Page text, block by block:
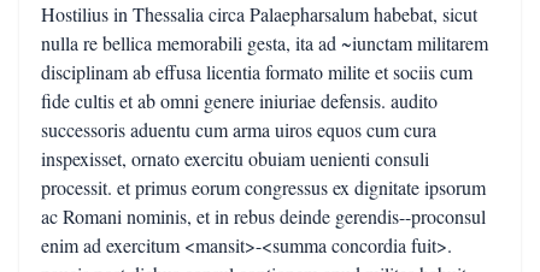
Hostilius in Thessalia circa Palaepharsalum habebat, sicut
nulla re bellica memorabili gesta, ita ad ~iunctam militarem
disciplinam ab effusa licentia formato milite et sociis cum
fide cultis et ab omni genere iniuriae defensis. audito
successoris aduentu cum arma uiros equos cum cura
inspexisset, ornato exercitu obuiam uenienti consuli
processit. et primus eorum congressus ex dignitate ipsorum
ac Romani nominis, et in rebus deinde gerendis--proconsul
enim ad exercitum <mansit>-<summa concordia fuit>.